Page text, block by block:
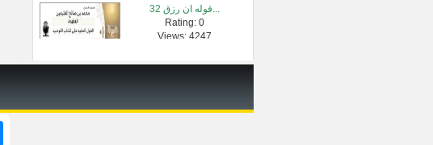
تأملات(سورة �...
Rating: 0
32 قوله ان رزق...
Rating: 0
Views: 4247